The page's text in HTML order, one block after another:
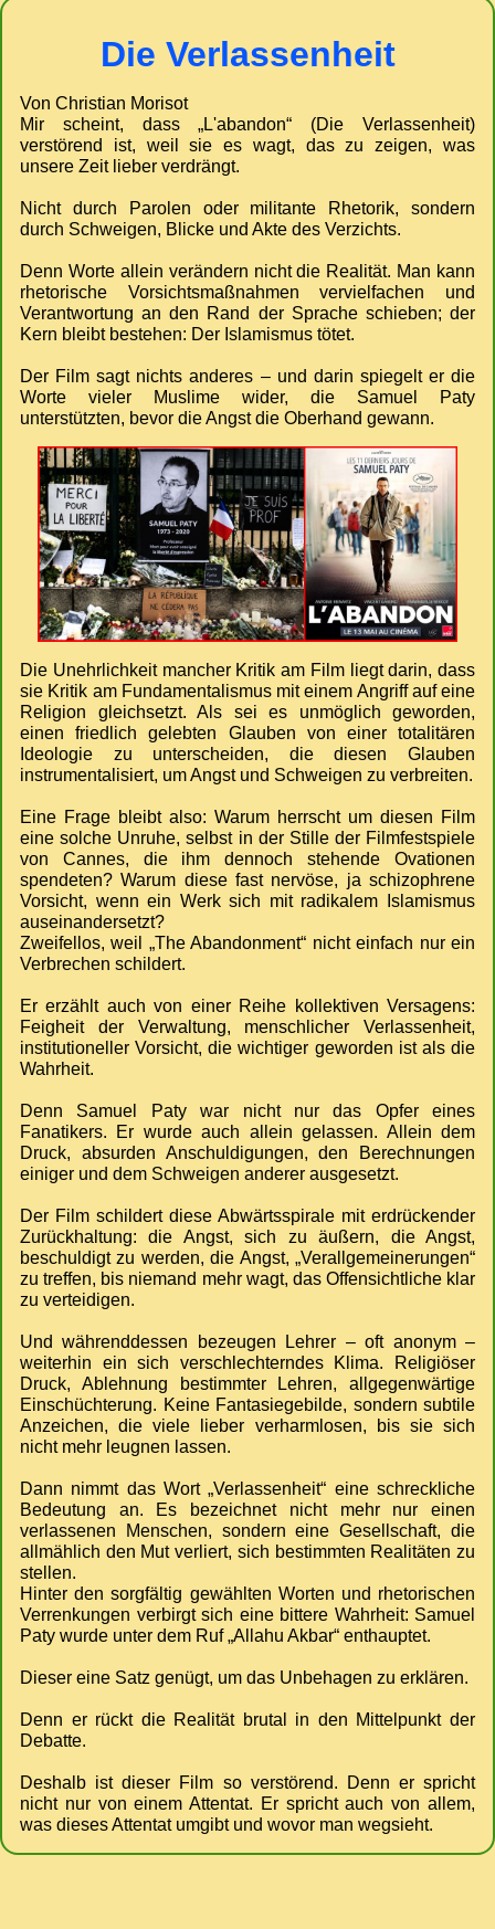
Die Verlassenheit
Von Christian Morisot
Mir scheint, dass „L'abandon“ (Die Verlassenheit)
verstörend ist, weil sie es wagt, das zu zeigen, was
unsere Zeit lieber verdrängt.
Nicht durch Parolen oder militante Rhetorik, sondern
durch Schweigen, Blicke und Akte des Verzichts.
Denn Worte allein verändern nicht die Realität. Man kann
rhetorische Vorsichtsmaßnahmen vervielfachen und
Verantwortung an den Rand der Sprache schieben; der
Kern bleibt bestehen: Der Islamismus tötet.
Der Film sagt nichts anderes – und darin spiegelt er die
Worte vieler Muslime wider, die Samuel Paty
unterstützten, bevor die Angst die Oberhand gewann.
Die Unehrlichkeit mancher Kritik am Film liegt darin, dass
sie Kritik am Fundamentalismus mit einem Angriff auf eine
Religion gleichsetzt. Als sei es unmöglich geworden,
einen friedlich gelebten Glauben von einer totalitären
Ideologie zu unterscheiden, die diesen Glauben
instrumentalisiert, um Angst und Schweigen zu verbreiten.
Eine Frage bleibt also: Warum herrscht um diesen Film
eine solche Unruhe, selbst in der Stille der Filmfestspiele
von Cannes, die ihm dennoch stehende Ovationen
spendeten? Warum diese fast nervöse, ja schizophrene
Vorsicht, wenn ein Werk sich mit radikalem Islamismus
auseinandersetzt?
Zweifellos, weil „The Abandonment“ nicht einfach nur ein
Verbrechen schildert.
Er erzählt auch von einer Reihe kollektiven Versagens:
Feigheit der Verwaltung, menschlicher Verlassenheit,
institutioneller Vorsicht, die wichtiger geworden ist als die
Wahrheit.
Denn Samuel Paty war nicht nur das Opfer eines
Fanatikers. Er wurde auch allein gelassen. Allein dem
Druck, absurden Anschuldigungen, den Berechnungen
einiger und dem Schweigen anderer ausgesetzt.
Der Film schildert diese Abwärtsspirale mit erdrückender
Zurückhaltung: die Angst, sich zu äußern, die Angst,
beschuldigt zu werden, die Angst, „Verallgemeinerungen“
zu treffen, bis niemand mehr wagt, das Offensichtliche klar
zu verteidigen.
Und währenddessen bezeugen Lehrer – oft anonym –
weiterhin ein sich verschlechterndes Klima. Religiöser
Druck, Ablehnung bestimmter Lehren, allgegenwärtige
Einschüchterung. Keine Fantasiegebilde, sondern subtile
Anzeichen, die viele lieber verharmlosen, bis sie sich
nicht mehr leugnen lassen.
Dann nimmt das Wort „Verlassenheit“ eine schreckliche
Bedeutung an. Es bezeichnet nicht mehr nur einen
verlassenen Menschen, sondern eine Gesellschaft, die
allmählich den Mut verliert, sich bestimmten Realitäten zu
stellen.
Hinter den sorgfältig gewählten Worten und rhetorischen
Verrenkungen verbirgt sich eine bittere Wahrheit: Samuel
Paty wurde unter dem Ruf „Allahu Akbar“ enthauptet.
Dieser eine Satz genügt, um das Unbehagen zu erklären.
Denn er rückt die Realität brutal in den Mittelpunkt der
Debatte.
Deshalb ist dieser Film so verstörend. Denn er spricht
nicht nur von einem Attentat. Er spricht auch von allem,
was dieses Attentat umgibt und wovor man wegsieht.